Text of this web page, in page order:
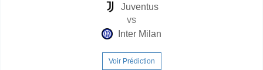
Juventus
vs
Inter Milan
Voir Prédiction